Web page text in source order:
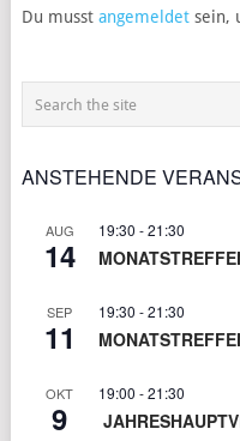
Du musst angemeldetsein,
ANSTEHENDE
AUG
14
19:30 -21:30
SEP
11
19:30 -21:30
OKT
9
19:00 -21:30